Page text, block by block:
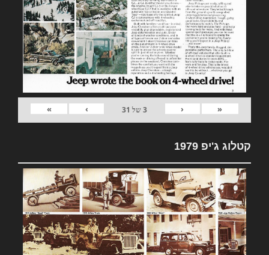
«
‹
3של 31
›
»
קטלוג ג'יפ 1979